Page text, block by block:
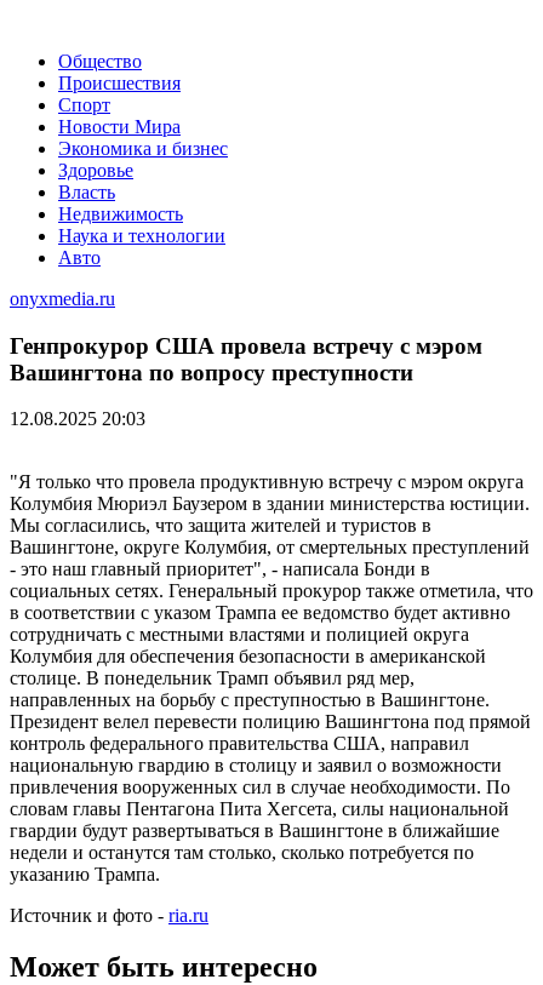
Общество
Происшествия
Спорт
Новости Мира
Экономика и бизнес
Здоровье
Власть
Недвижимость
Наука и технологии
Авто
onyxmedia.ru
Генпрокурор США провела встречу с мэром
Вашингтона по вопросу преступности
12.08.2025 20:03
"Я только что провела продуктивную встречу с мэром округа
Колумбия Мюриэл Баузером в здании министерства юстиции.
Мы согласились, что защита жителей и туристов в
Вашингтоне, округе Колумбия, от смертельных преступлений
- это наш главный приоритет", - написала Бонди в
социальных сетях. Генеральный прокурор также отметила, что
в соответствии с указом Трампа ее ведомство будет активно
сотрудничать с местными властями и полицией округа
Колумбия для обеспечения безопасности в американской
столице. В понедельник Трамп объявил ряд мер,
направленных на борьбу с преступностью в Вашингтоне.
Президент велел перевести полицию Вашингтона под прямой
контроль федерального правительства США, направил
национальную гвардию в столицу и заявил о возможности
привлечения вооруженных сил в случае необходимости. По
словам главы Пентагона Пита Хегсета, силы национальной
гвардии будут развертываться в Вашингтоне в ближайшие
недели и останутся там столько, сколько потребуется по
указанию Трампа.
Источник и фото - ria.ru
Может быть интересно